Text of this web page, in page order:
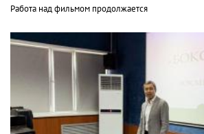
Работа над фильмом продолжается